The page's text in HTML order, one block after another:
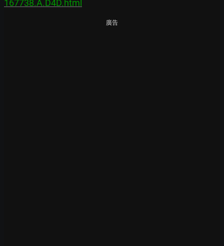
167738.A.D4D.html
廣告